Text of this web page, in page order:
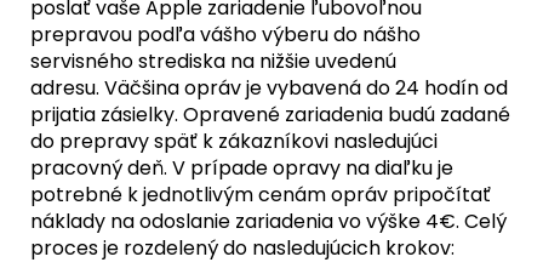
poslať vaše Apple zariadenie ľubovoľnou
prepravou podľa vášho výberu do nášho
servisného strediska na nižšie uvedenú
adresu. Väčšina opráv je vybavená do 24 hodín od
prijatia zásielky. Opravené zariadenia budú zadané
do prepravy späť k zákazníkovi nasledujúci
pracovný deň. V prípade opravy na diaľku je
potrebné k jednotlivým cenám opráv pripočítať
náklady na odoslanie zariadenia vo výške 4€. Celý
proces je rozdelený do nasledujúcich krokov: